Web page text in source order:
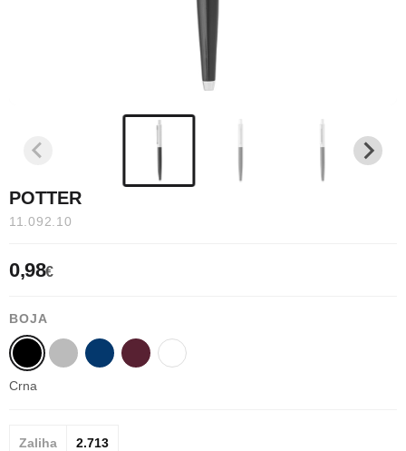
POTTER
11.092.10
0,98€
BOJA
Crna
Zaliha 2.713